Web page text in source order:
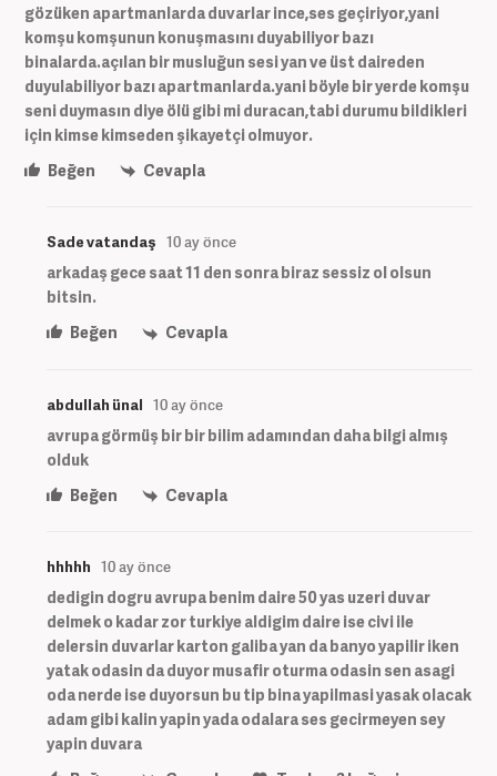
gözüken apartmanlarda duvarlar ince,ses geçiriyor,yani
komşu komşunun konuşmasını duyabiliyor bazı
binalarda.açılan bir musluğun sesi yan ve üst daireden
duyulabiliyor bazı apartmanlarda.yani böyle bir yerde komşu
seni duymasın diye ölü gibi mi duracan,tabi durumu bildikleri
için kimse kimseden şikayetçi olmuyor.
Beğen
Cevapla
Sade vatandaş 10 ay önce
arkadaş gece saat 11 den sonra biraz sessiz ol olsun
bitsin.
Beğen
Cevapla
abdullah ünal 10 ay önce
avrupa görmüş bir bir bilim adamından daha bilgi almış
olduk
Beğen
Cevapla
hhhhh 10 ay önce
dedigin dogru avrupa benim daire 50 yas uzeri duvar
delmek o kadar zor turkiye aldigim daire ise civi ile
delersin duvarlar karton galiba yan da banyo yapilir iken
yatak odasin da duyor musafir oturma odasin sen asagi
oda nerde ise duyorsun bu tip bina yapilmasi yasak olacak
adam gibi kalin yapin yada odalara ses gecirmeyen sey
yapin duvara